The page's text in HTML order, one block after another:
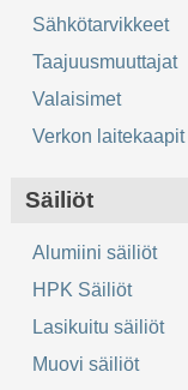
Sähkötarvikkeet
Taajuusmuuttajat
Valaisimet
Verkon laitekaapit
Säiliöt
Alumiini säiliöt
HPK Säiliöt
Lasikuitu säiliöt
Muovi säiliöt